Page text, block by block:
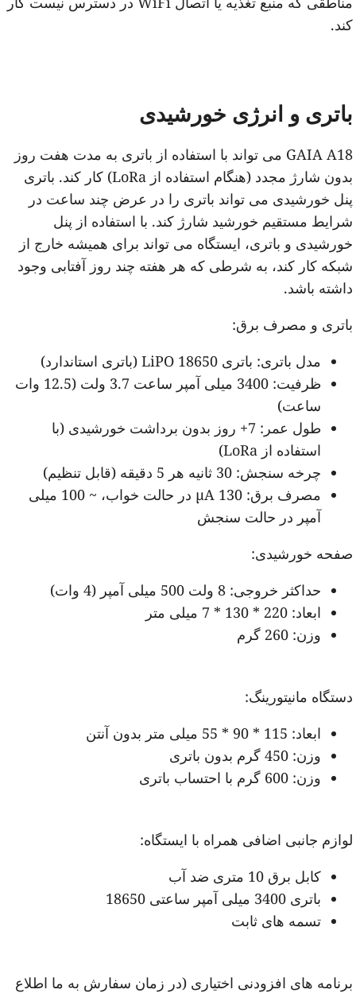
و انرژی خورشیدی
GAIA A18 می تواند با استفاده از باتری به مدت هفت روز
بدون شارژ مجدد (هنگام استفاده از LoRa) کار کند. باتری
خورشیدی می تواند باتری را در عرض چند ساعت در
مستقیم خورشید شارژ کند. با استفاده از پنل
و باتری، ایستگاه می تواند برای همیشه خارج از
کار کند، به شرطی که هر هفته چند روز آفتابی وجود
باشد.
و مصرف برق:
مدل باتری: باتری 18650 LiPO (باتری استاندارد)
ظرفیت: 3400 میلی آمپر ساعت 3.7 ولت (12.5 وات
ساعت)
طول عمر: 7+ روز بدون برداشت خورشیدی (با
استفاده از LoRa)
چرخه سنجش: 30 ثانیه هر 5 دقیقه (قابل تنظیم)
مصرف برق: 130 µA در حالت خواب، ~ 100 میلی
آمپر در حالت سنجش
خورشیدی:
حداکثر خروجی: 8 ولت 500 میلی آمپر (4 وات)
ابعاد: 220 * 130 * 7 میلی متر
وزن: 260 گرم
مانیتورینگ:
ابعاد: 115 * 90 * 55 میلی متر بدون آنتن
وزن: 450 گرم بدون باتری
وزن: 600 گرم با احتساب باتری
جانبی اضافی همراه با ایستگاه:
کابل برق 10 متری ضد آب
باتری 3400 میلی آمپر ساعتی 18650
تسمه های ثابت
های افزودنی اختیاری (در زمان سفارش به ما اطلاع